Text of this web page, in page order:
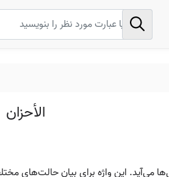
الأحزان
می‌آید. این واژه برای بیان حالت‌های